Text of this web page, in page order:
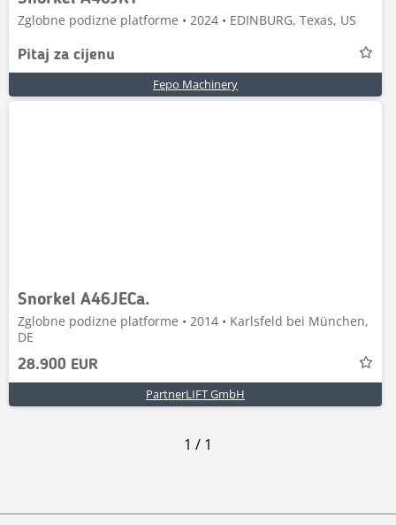
Zglobne podizne platforme • 2024 • EDINBURG, Texas, US
Pitaj za cijenu
Fepo Machinery
Snorkel A46JECa.
Zglobne podizne platforme • 2014 • Karlsfeld bei München,
DE
28.900 EUR
PartnerLIFT GmbH
1 / 1